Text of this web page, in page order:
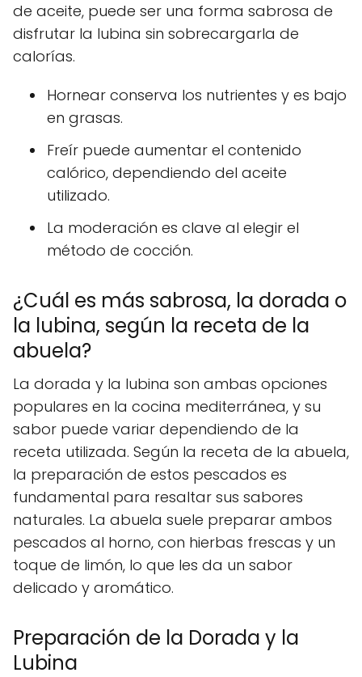
de aceite, puede ser una forma sabrosa de
disfrutar la lubina sin sobrecargarla de
calorías.
Hornear conserva los nutrientes y es bajo
en grasas.
Freír puede aumentar el contenido
calórico, dependiendo del aceite
utilizado.
La moderación es clave al elegir el
método de cocción.
¿Cuál es más sabrosa, la dorada o
la lubina, según la receta de la
abuela?
La dorada y la lubina son ambas opciones
populares en la cocina mediterránea, y su
sabor puede variar dependiendo de la
receta utilizada. Según la receta de la abuela,
la preparación de estos pescados es
fundamental para resaltar sus sabores
naturales. La abuela suele preparar ambos
pescados al horno, con hierbas frescas y un
toque de limón, lo que les da un sabor
delicado y aromático.
Preparación de la Dorada y la
Lubina